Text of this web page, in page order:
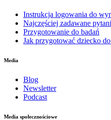
Instrukcja logowania do
Najczęściej zadawane
Przygotowanie do badań
Jak przygotować dziecko
Media
Blog
Newsletter
Podcast
Media społecznościowe